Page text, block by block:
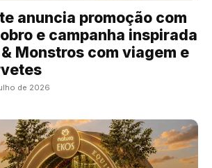
anuncia promoção com
e campanha inspirada
Monstros com viagem e
de 2026